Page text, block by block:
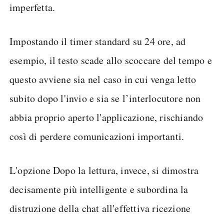
imperfetta.
Impostando il timer standard su 24 ore, ad
esempio, il testo scade allo scoccare del tempo e
questo avviene sia nel caso in cui venga letto
subito dopo l'invio e sia se l’interlocutore non
abbia proprio aperto l'applicazione, rischiando
così di perdere comunicazioni importanti.
L'opzione Dopo la lettura, invece, si dimostra
decisamente più intelligente e subordina la
distruzione della chat all'effettiva ricezione